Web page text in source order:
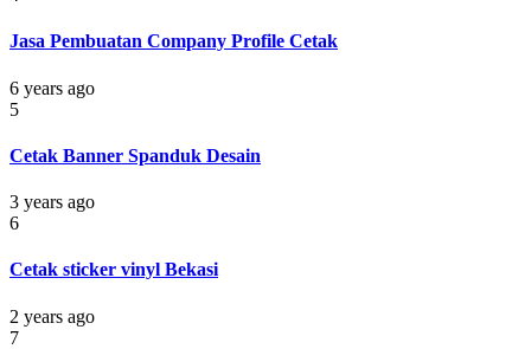
Jasa Pembuatan Company Profile Cetak
6 years ago
5
Cetak Banner Spanduk Desain
3 years ago
6
Cetak sticker vinyl Bekasi
2 years ago
7